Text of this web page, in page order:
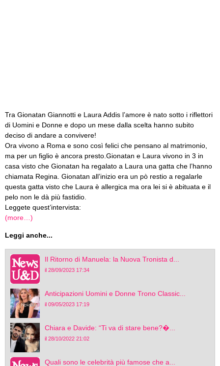
Tra Gionatan Giannotti e Laura Addis l’amore è nato sotto i riflettori
di Uomini e Donne e dopo un mese dalla scelta hanno subito
deciso di andare a convivere!
Ora vivono a Roma e sono così felici che pensano al matrimonio,
ma per un figlio è ancora presto.Gionatan e Laura vivono in 3 in
casa visto che Gionatan ha regalato a Laura una gatta che l’hanno
chiamata Regina. Gionatan all’inizio era un pò restio a regalarle
questa gatta visto che Laura è allergica ma ora lei si è abituata e il
pelo non le dà più fastidio.
Leggete quest’intervista:
(more…)
Leggi anche...
Il Ritorno di Manuela: la Nuova Tronista d...
il 28/09/2023 17:34
Anticipazioni Uomini e Donne Trono Classic...
il 09/05/2023 17:19
Chiara e Davide: “Ti va di stare bene?�...
il 28/10/2022 21:02
Quali sono le celebrità più famose che a...